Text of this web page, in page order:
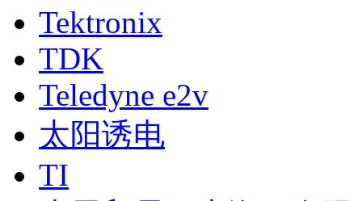
Tektronix
TDK
Teledyne e2v
太阳诱电
TI